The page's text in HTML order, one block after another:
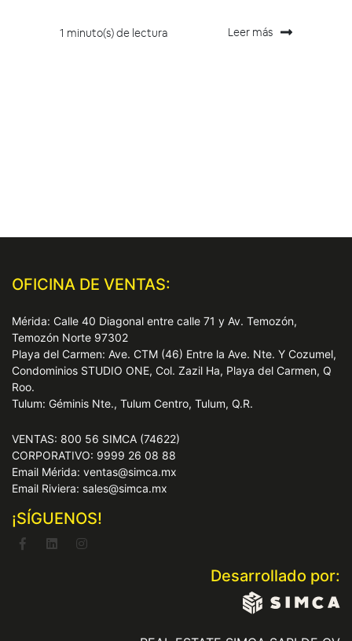
1 minuto(s) de lectura Leer más
OFICINA DE VENTAS:
Mérida: Calle 40 Diagonal entre calle 71 y Av. Temozón,
Temozón Norte 97302
Playa del Carmen: Ave. CTM (46) Entre la Ave. Nte. Y Cozumel,
Condominios STUDIO ONE, Col. Zazil Ha, Playa del Carmen, Q
Roo.
Tulum: Géminis Nte., Tulum Centro, Tulum, Q.R.
VENTAS: 800 56 SIMCA (74622)
CORPORATIVO: 9999 26 08 88
Email Mérida: ventas@simca.mx
Email Riviera: sales@simca.mx
¡SÍGUENOS!
Desarrollado por: